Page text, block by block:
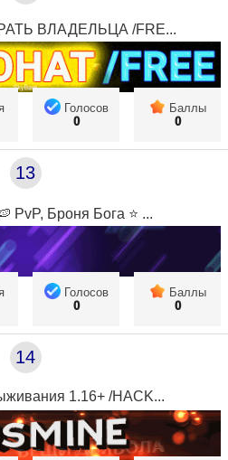
ВЛАДЕЛЬЦА /FRE...
Голосов
0
Баллы
0
13
PvP, Броня Бога ⭐ ...
Голосов
0
Баллы
0
14
1.16+ /HACK...